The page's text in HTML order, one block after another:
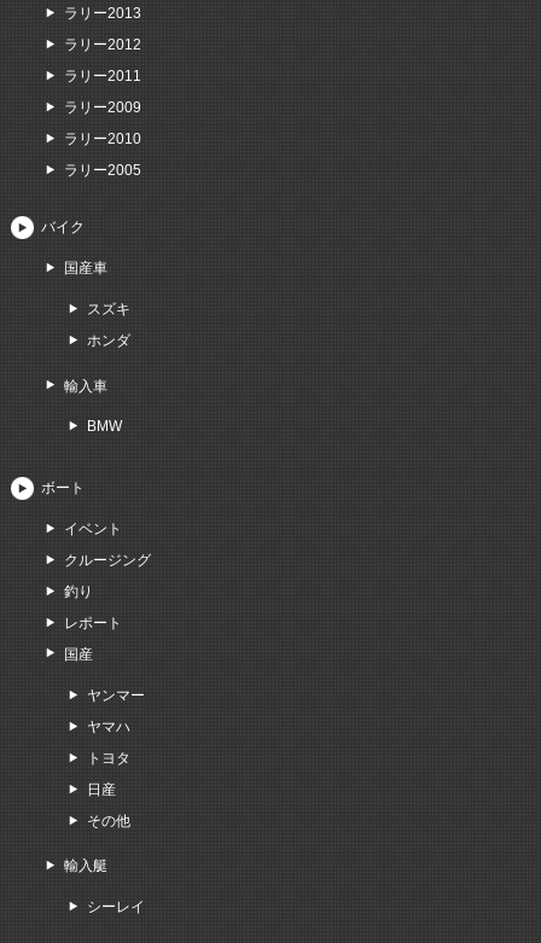
ラリー2013
ラリー2012
ラリー2011
ラリー2009
ラリー2010
ラリー2005
バイク
国産車
スズキ
ホンダ
輸入車
BMW
ボート
イベント
クルージング
釣り
レポート
国産
ヤンマー
ヤマハ
トヨタ
日産
その他
輸入艇
シーレイ